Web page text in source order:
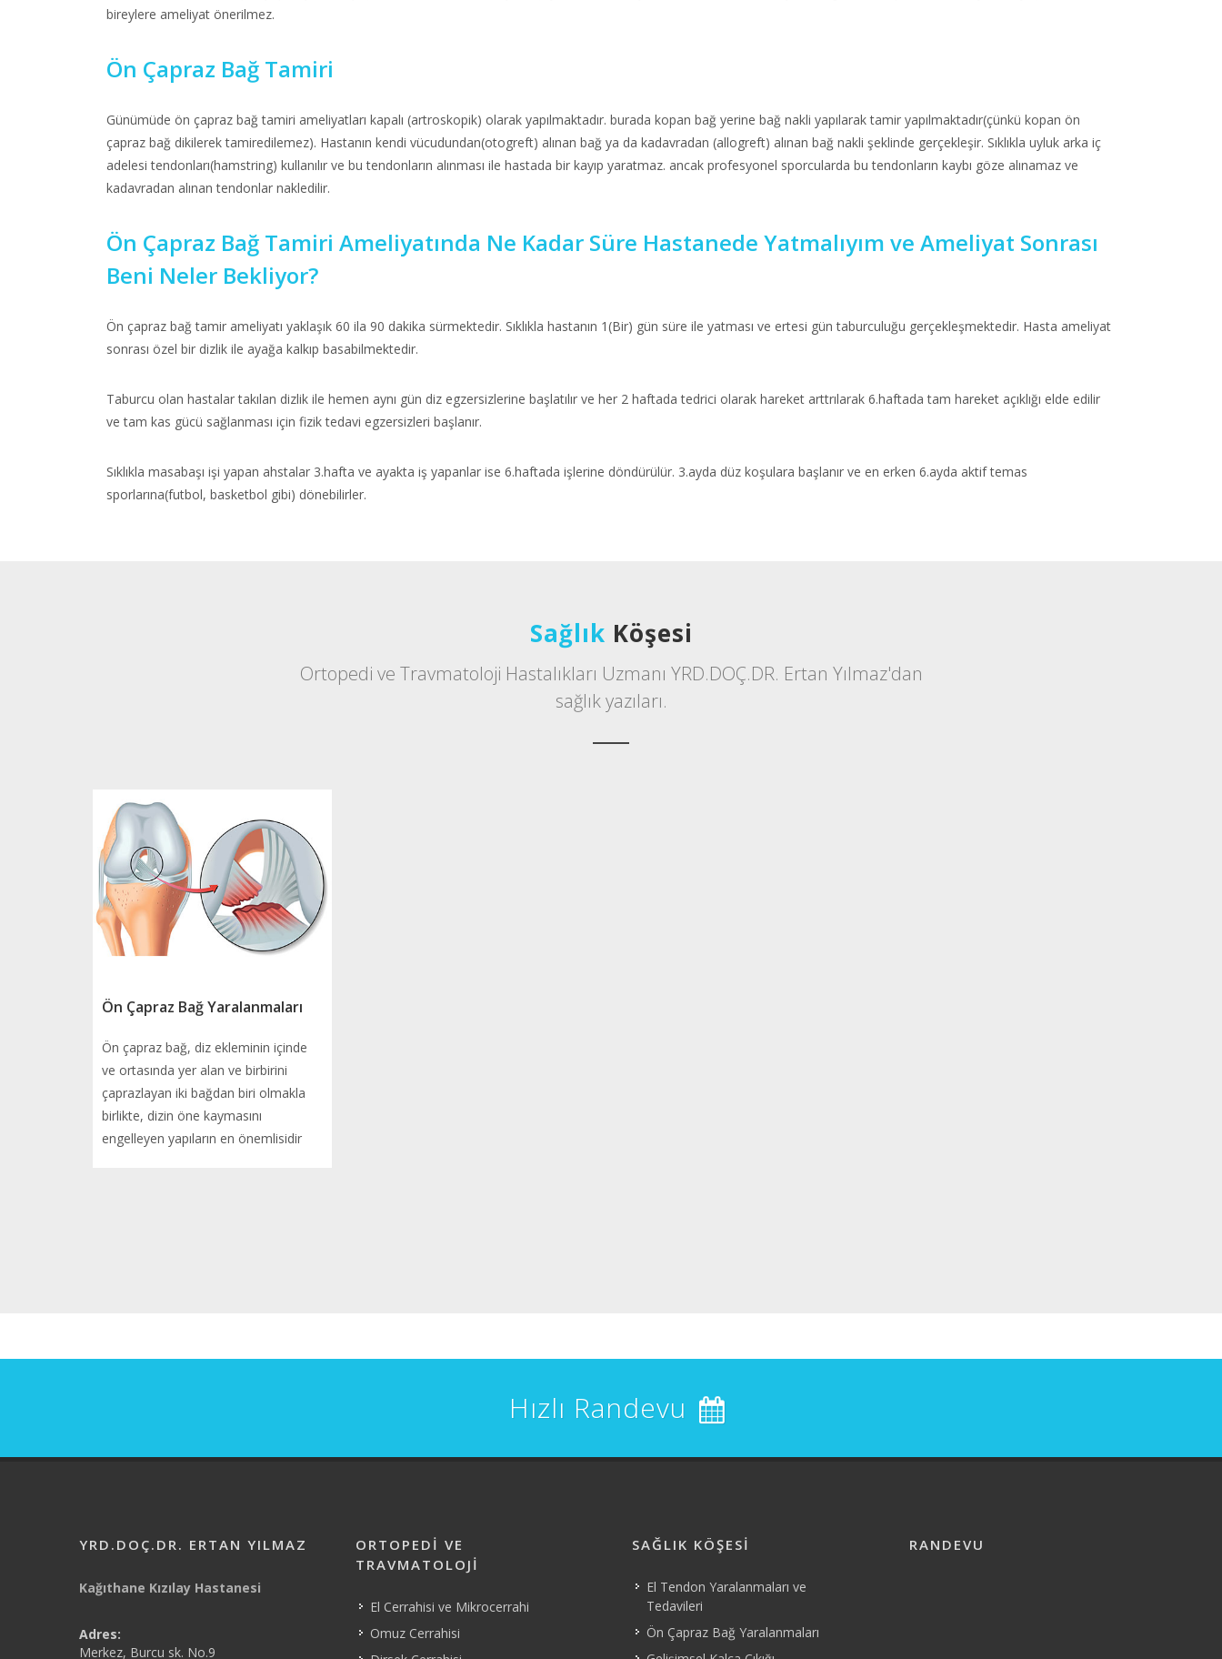
bireylere ameliyat önerilmez.
Ön Çapraz Bağ Tamiri
Günümüde ön çapraz bağ tamiri ameliyatları kapalı (artroskopik) olarak yapılmaktadır. burada kopan bağ yerine bağ nakli yapılarak tamir yapılmaktadır(çünkü kopan ön
çapraz bağ dikilerek tamiredilemez). Hastanın kendi vücudundan(otogreft) alınan bağ ya da kadavradan (allogreft) alınan bağ nakli şeklinde gerçekleşir. Sıklıkla uyluk arka iç
adelesi tendonları(hamstring) kullanılır ve bu tendonların alınması ile hastada bir kayıp yaratmaz. ancak profesyonel sporcularda bu tendonların kaybı göze alınamaz ve
kadavradan alınan tendonlar nakledilir.
Ön Çapraz Bağ Tamiri Ameliyatında Ne Kadar Süre Hastanede Yatmalıyım ve Ameliyat Sonrası
Beni Neler Bekliyor?
Ön çapraz bağ tamir ameliyatı yaklaşık 60 ila 90 dakika sürmektedir. Sıklıkla hastanın 1(Bir) gün süre ile yatması ve ertesi gün taburculuğu gerçekleşmektedir. Hasta ameliyat
sonrası özel bir dizlik ile ayağa kalkıp basabilmektedir.
Taburcu olan hastalar takılan dizlik ile hemen aynı gün diz egzersizlerine başlatılır ve her 2 haftada tedrici olarak hareket arttrılarak 6.haftada tam hareket açıklığı elde edilir
ve tam kas gücü sağlanması için fizik tedavi egzersizleri başlanır.
Sıklıkla masabaşı işi yapan ahstalar 3.hafta ve ayakta iş yapanlar ise 6.haftada işlerine döndürülür. 3.ayda düz koşulara başlanır ve en erken 6.ayda aktif temas
sporlarına(futbol, basketbol gibi) dönebilirler.
Sağlık Köşesi
Ortopedi ve Travmatoloji Hastalıkları Uzmanı YRD.DOÇ.DR. Ertan Yılmaz'dan
sağlık yazıları.
Ön Çapraz Bağ Yaralanmaları
Ön çapraz bağ, diz ekleminin içinde
ve ortasında yer alan ve birbirini
çaprazlayan iki bağdan biri olmakla
birlikte, dizin öne kaymasını
engelleyen yapıların en önemlisidir
Hızlı Randevu
YRD.DOÇ.DR. ERTAN YILMAZ
Kağıthane Kızılay Hastanesi
Adres:
Merkez, Burcu sk. No.9
ORTOPEDI VE
TRAVMATOLOJI
El Cerrahisi ve Mikrocerrahi
Omuz Cerrahisi
SAĞLIK KÖŞESI
El Tendon Yaralanmaları ve
Tedavileri
Ön Çapraz Bağ Yaralanmaları
RANDEVU